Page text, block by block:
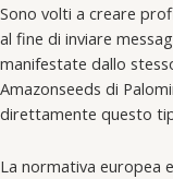
Sono volti a creare
al fine di inviare
manifestate dallo
Amazonseeds di
direttamente questo
La normativa europea